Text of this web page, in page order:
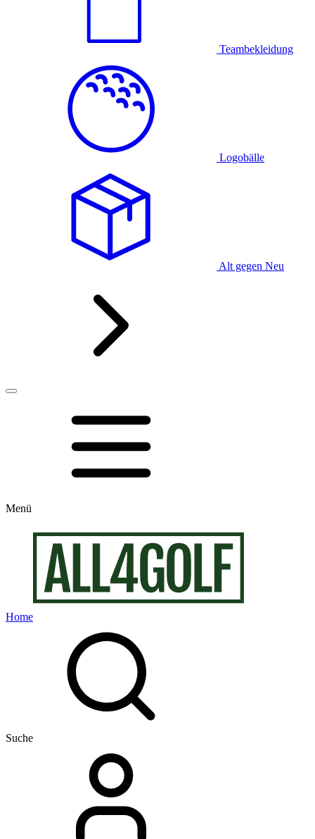
Teambekleidung
Logobälle
Alt gegen Neu
Menü
Home
Suche